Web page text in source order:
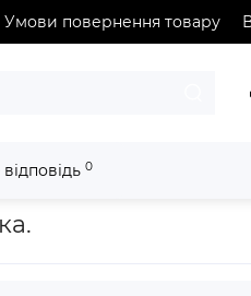
Умови повернення товару
0